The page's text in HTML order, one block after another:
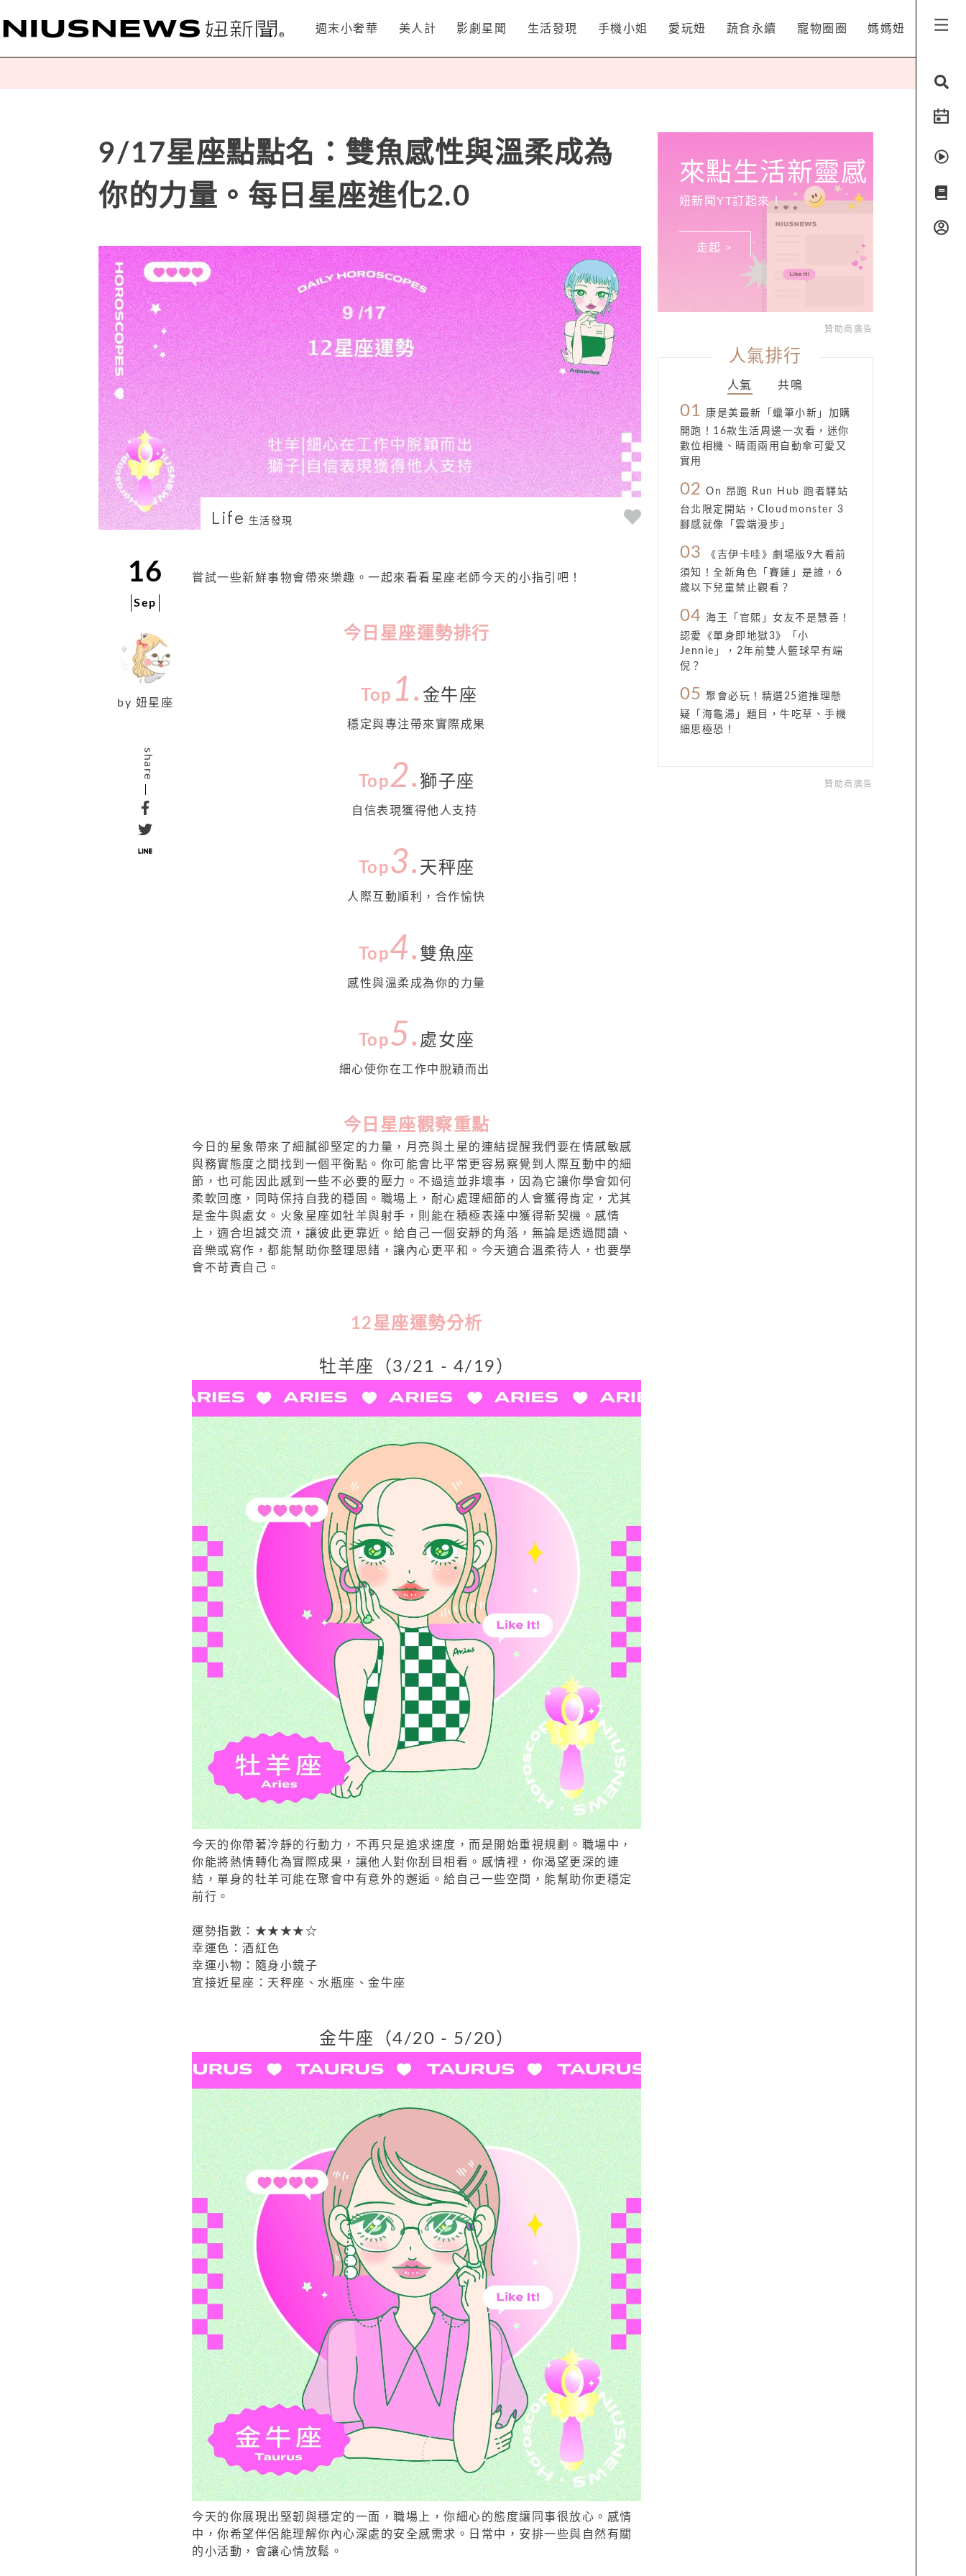
週末小奢華 美人計 影劇星聞 生活發現 手機小姐 愛玩妞 蔬食永續 寵物圈圈 媽媽妞
9/17星座點點名：雙魚感性與溫柔成為
你的力量。每日星座進化2.0
Life 生活發現
16
Sep
by 妞星座
share
嘗試一些新鮮事物會帶來樂趣。一起來看看星座老師今天的小指引吧！
今日星座運勢排行
Top 1. 金牛座
穩定與專注帶來實際成果
Top2. 獅子座
自信表現獲得他人支持
Top3. 天秤座
人際互動順利，合作愉快
Top4. 雙魚座
感性與溫柔成為你的力量
Top5. 處女座
細心使你在工作中脫穎而出
今日星座觀察重點
今日的星象帶來了細膩卻堅定的力量，月亮與土星的連結提醒我們要在情感敏感
與務實態度之間找到一個平衡點。你可能會比平常更容易察覺到人際互動中的細
節，也可能因此感到一些不必要的壓力。不過這並非壞事，因為它讓你學會如何
柔軟回應，同時保持自我的穩固。職場上，耐心處理細節的人會獲得肯定，尤其
是金牛與處女。火象星座如牡羊與射手，則能在積極表達中獲得新契機。感情
上，適合坦誠交流，讓彼此更靠近。給自己一個安靜的角落，無論是透過閱讀、
音樂或寫作，都能幫助你整理思緒，讓內心更平和。今天適合溫柔待人，也要學
會不苛責自己。
12星座運勢分析
牡羊座（3/21 - 4/19）
今天的你帶著冷靜的行動力，不再只是追求速度，而是開始重視規劃。職場中，
你能將熱情轉化為實際成果，讓他人對你刮目相看。感情裡，你渴望更深的連
結，單身的牡羊可能在聚會中有意外的邂逅。給自己一些空間，能幫助你更穩定
前行。
運勢指數：★★★★☆
幸運色：酒紅色
幸運小物：隨身小鏡子
宜接近星座：天秤座、水瓶座、金牛座
金牛座（4/20 - 5/20）
今天的你展現出堅韌與穩定的一面，職場上，你細心的態度讓同事很放心。感情
中，你希望伴侶能理解你內心深處的安全感需求。日常中，安排一些與自然有關
的小活動，會讓心情放鬆。
來點生活新靈感
妞新聞YT訂起來！
走起 >
贊助商廣告
人氣排行
人氣 共鳴
01
康是美最新「蠟筆小新」加購
開跑！16款生活周邊一次看，迷你
數位相機、晴雨兩用自動傘可愛又
實用
02 On 昂跑 Run Hub 跑者驛站
台北限定開站，Cloudmonster 3
腳感就像「雲端漫步」
03
《吉伊卡哇》劇場版9大看前
須知！全新角色「賽蓮」是誰，6
歲以下兒童禁止觀看？
04 海王「官熙」女友不是慧善！
認愛《單身即地獄3》「小
Jennie」，2年前雙人籃球早有端
倪？
05 聚會必玩！精選25道推理懸
疑「海龜湯」題目，牛吃草、手機
細思極恐！
贊助商廣告